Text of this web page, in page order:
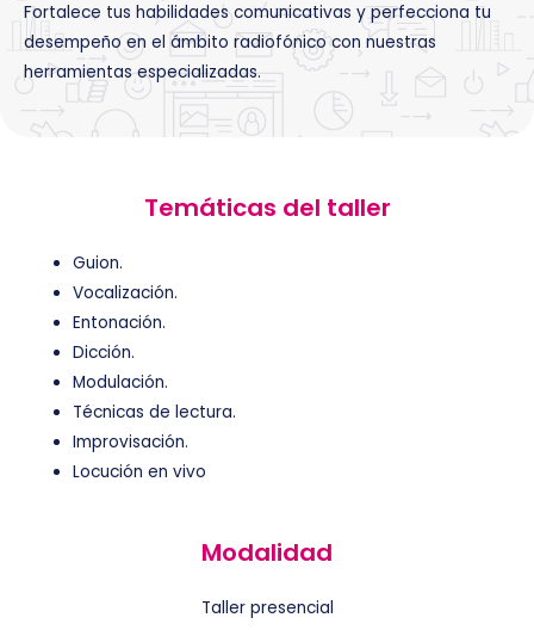
Fortalece tus habilidades comunicativas y perfecciona tu
desempeño en el ámbito radiofónico con nuestras
herramientas especializadas.
Temáticas del taller
Guion.
Vocalización.
Entonación.
Dicción.
Modulación.
Técnicas de lectura.
Improvisación.
Locución en vivo
Modalidad
Taller presencial